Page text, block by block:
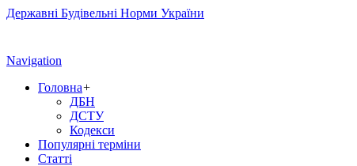
Державні Будівельні Норми України
Navigation
Головна+
ДБН
ДСТУ
Кодекси
Популярні терміни
Статті